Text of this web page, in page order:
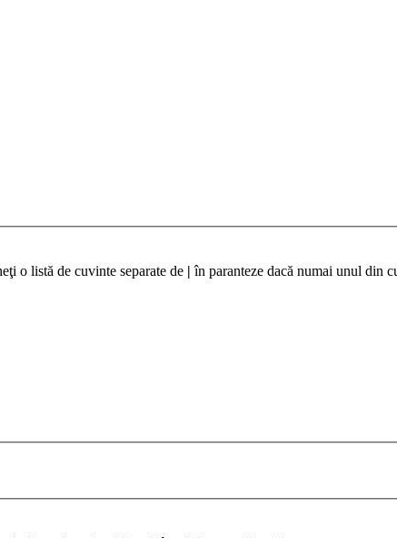
o listă de cuvinte separate de | în paranteze dacă numai unul din